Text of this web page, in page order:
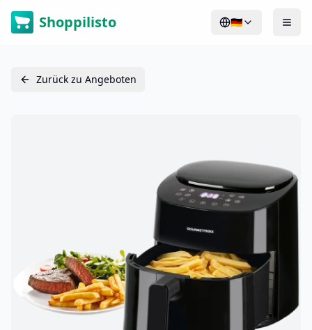
Shoppilisto 🇩🇪
Zurück zu Angeboten